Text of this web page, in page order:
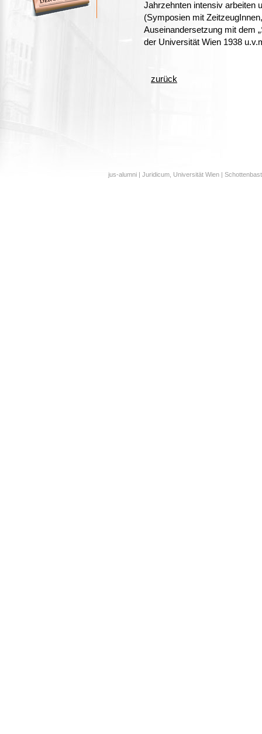
Jahrzehnten intensiv arbeiten
(Symposien mit ZeitzeugInnen,
Auseinandersetzung mit dem
der Universität Wien 1938
zurück
jus-alumni | Juridicum, Universität Wien |